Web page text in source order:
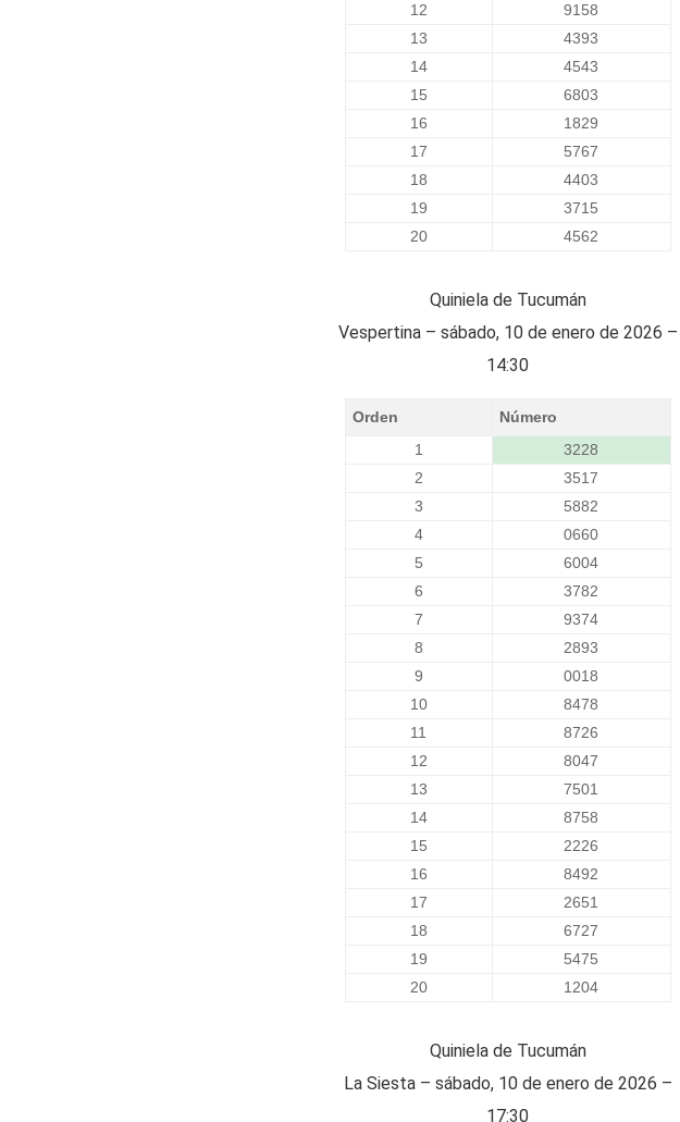
12
9158
13
4393
14
4543
15
6803
16
1829
17
5767
18
4403
19
3715
20
4562
Quiniela de Tucumán
Vespertina – sábado, 10 de enero de 2026 –
14:30
Orden
Número
1
3228
2
3517
3
5882
4
0660
5
6004
6
3782
7
9374
8
2893
9
0018
10
8478
11
8726
12
8047
13
7501
14
8758
15
2226
16
8492
17
2651
18
6727
19
5475
20
1204
Quiniela de Tucumán
La Siesta – sábado, 10 de enero de 2026 –
17:30